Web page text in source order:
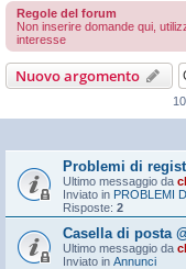
Regole del forum
Non inserire domande qui,
interesse
Nuovo argomento
Problemi di
Ultimo messaggio da
Inviato in PROBLEMI
Risposte: 2
Casella di posta
Ultimo messaggio da
Inviato in Annunci